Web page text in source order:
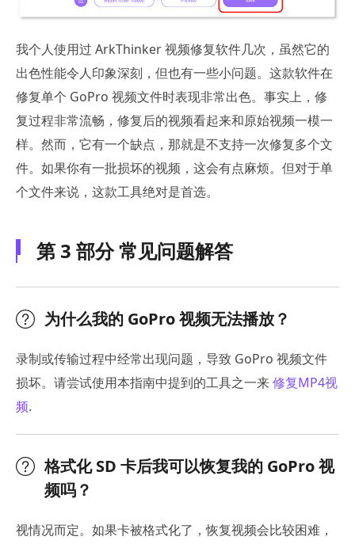
我个人使用过 ArkThinker 视频修复软件几次，虽然它的
出色性能令人印象深刻，但也有一些小问题。这款软件在
修复单个 GoPro 视频文件时表现非常出色。事实上，修
复过程非常流畅，修复后的视频看起来和原始视频一模一
样。然而，它有一个缺点，那就是不支持一次修复多个文
件。如果你有一批损坏的视频，这会有点麻烦。但对于单
个文件来说，这款工具绝对是首选。
第 3 部分 常见问题解答
为什么我的 GoPro 视频无法播放？
录制或传输过程中经常出现问题，导致 GoPro 视频文件
损坏。请尝试使用本指南中提到的工具之一来修复MP4视
频.
格式化 SD 卡后我可以恢复我的 GoPro 视
频吗？
视情况而定。如果卡被格式化了，恢复视频会比较困难，